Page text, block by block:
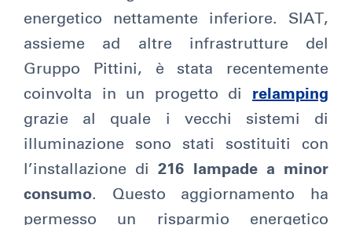
energetico nettamente inferiore. SIAT,
assieme ad altre infrastrutture del
Gruppo Pittini, è stata recentemente
coinvolta in un progetto di relamping
grazie al quale i vecchi sistemi di
illuminazione sono stati sostituiti con
l’installazione di216 lampade a minor
consumo. Questo aggiornamento ha
permesso un risparmio energetico